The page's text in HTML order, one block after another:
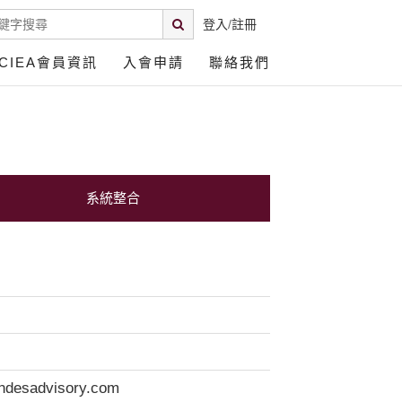
登入/註冊
會員資訊 入會申請 聯絡我們
系統整合